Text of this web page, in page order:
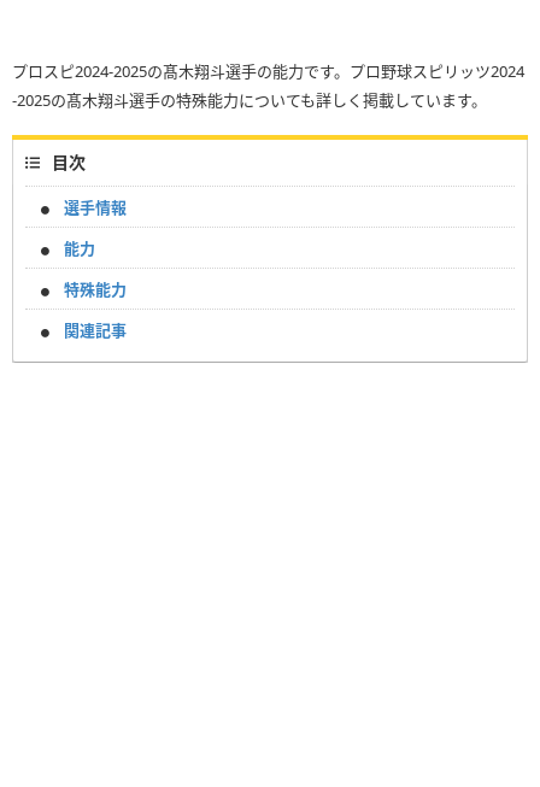
プロスピ2024-2025の髙木翔斗選手の能力です。プロ野球スピリッツ2024
-2025の髙木翔斗選手の特殊能力についても詳しく掲載しています。
目次
選手情報
能力
特殊能力
関連記事